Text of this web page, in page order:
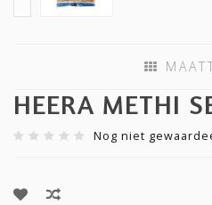
HEERA METHI
Nog niet